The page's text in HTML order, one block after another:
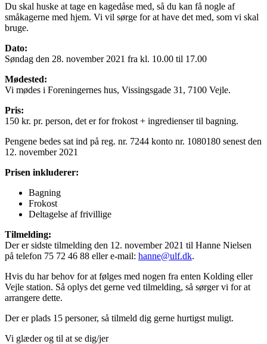
Du skal huske at tage en kagedåse med, så du kan få nogle af
småkagerne med hjem. Vi vil sørge for at have det med, som vi skal
bruge.
Dato:
Søndag den 28. november 2021 fra kl. 10.00 til 17.00
Mødested:
Vi mødes i Foreningernes hus, Vissingsgade 31, 7100 Vejle.
Pris:
150 kr. pr. person, det er for frokost + ingredienser til bagning.
Pengene bedes sat ind på reg. nr. 7244 konto nr. 1080180 senest den
12. november 2021
Prisen inkluderer:
Bagning
Frokost
Deltagelse af frivillige
Tilmelding:
Der er sidste tilmelding den 12. november 2021 til Hanne Nielsen
på telefon 75 72 46 88 eller e-mail: hanne@ulf.dk.
Hvis du har behov for at følges med nogen fra enten Kolding eller
Vejle station. Så oplys det gerne ved tilmelding, så sørger vi for at
arrangere dette.
Der er plads 15 personer, så tilmeld dig gerne hurtigst muligt.
Vi glæder og til at se dig/jer